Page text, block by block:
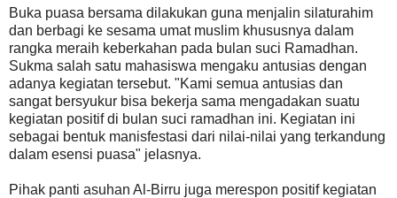
Buka puasa bersama dilakukan guna menjalin silaturahim
dan berbagi ke sesama umat muslim khususnya dalam
rangka meraih keberkahan pada bulan suci Ramadhan.
Sukma salah satu mahasiswa mengaku antusias dengan
adanya kegiatan tersebut. "Kami semua antusias dan
sangat bersyukur bisa bekerja sama mengadakan suatu
kegiatan positif di bulan suci ramadhan ini. Kegiatan ini
sebagai bentuk manisfestasi dari nilai-nilai yang terkandung
dalam esensi puasa" jelasnya.
Pihak panti asuhan Al-Birru juga merespon positif kegiatan